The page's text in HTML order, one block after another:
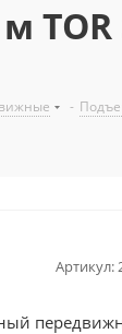
-
Артикул: